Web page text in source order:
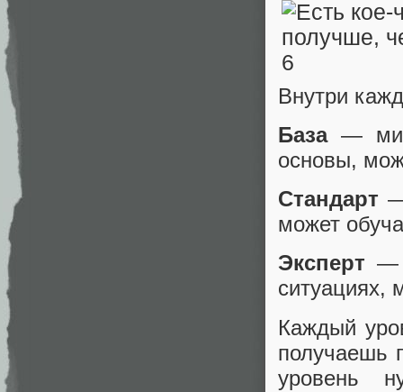
Внутри
База—
основы,
Стандарт
может
Эксперт —
ситуациях,
Каждый
получаешь
уровень